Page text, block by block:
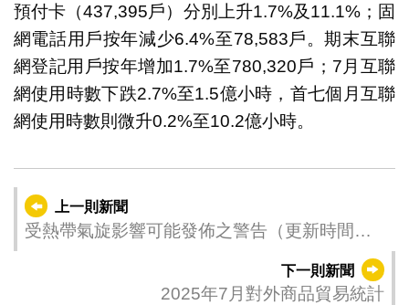
預付卡（437,395戶）分別上升1.7%及11.1%；固
網電話用戶按年減少6.4%至78,583戶。期末互聯
網登記用戶按年增加1.7%至780,320戶；7月互聯
網使用時數下跌2.7%至1.5億小時，首七個月互聯
網使用時數則微升0.2%至10.2億小時。
上一則新聞
受熱帶氣旋影響可能發佈之警告（更新時間：
下一則新聞
2025年7月對外商品貿易統計